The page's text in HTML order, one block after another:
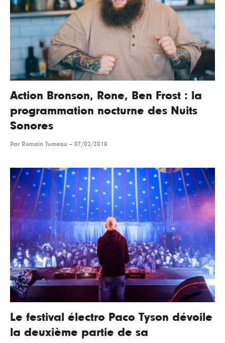
Action Bronson, Rone, Ben Frost : la
programmation nocturne des Nuits
Sonores
Par Romain Jumeau -- 07/02/2018
Le festival électro Paco Tyson dévoile
la deuxième partie de sa